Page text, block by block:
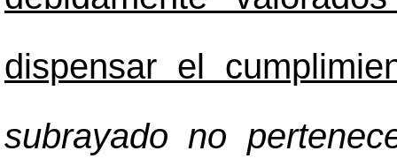
dispensar el
subrayado no